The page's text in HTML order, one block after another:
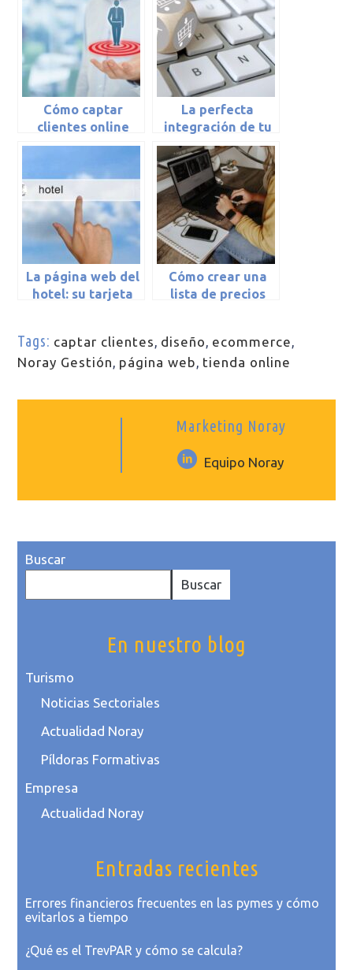
Cómo captar
clientes online
La perfecta
integración de tu
tienda online con
Noray Gestion
La página web del
hotel: su tarjeta
Cómo crear una
lista de precios
Tags: captar clientes diseño ecommerce
Noray Gestión página web tienda online
Marketing Noray
Equipo Noray
Buscar
Buscar
En nuestro blog
Turismo
Noticias Sectoriales
Actualidad Noray
Píldoras Formativas
Empresa
Actualidad Noray
Entradas recientes
Errores financieros frecuentes en las pymes y cómo
evitarlos a tiempo
¿Qué es el TrevPAR y cómo se calcula?